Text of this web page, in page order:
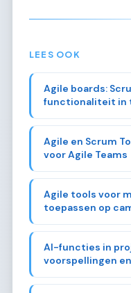
LEES OOK
Agile boards:
functionaliteit in
Agile en Scrum
voor Agile Teams
Agile tools voor
toepassen op
AI-functies in
voorspellingen